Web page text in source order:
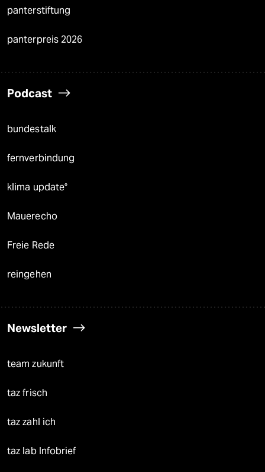
panterstiftung
panterpreis 2026
Podcast
bundestalk
fernverbindung
klima update°
Mauerecho
Freie Rede
reingehen
Newsletter
team zukunft
taz frisch
taz zahl ich
taz lab Infobrief